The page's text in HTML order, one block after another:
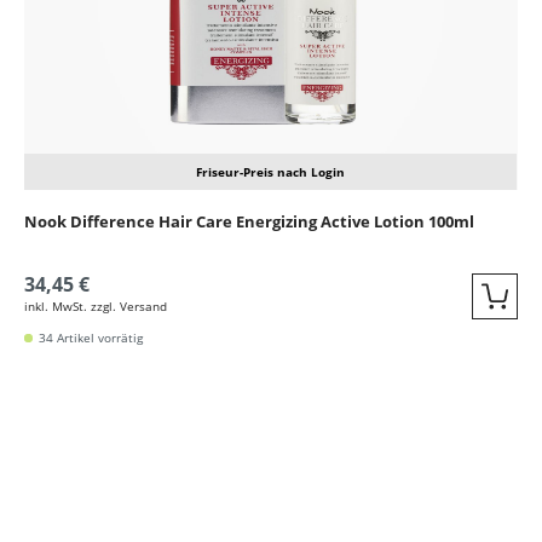
Friseur-Preis nach Login
Nook Difference Hair Care Energizing Active Lotion 100ml
34,45 €
inkl. MwSt. zzgl. Versand
34 Artikel vorrätig